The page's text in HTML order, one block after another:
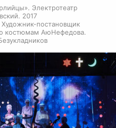
Электротеатр
2017
постановщик
костюмам АюНефедова.